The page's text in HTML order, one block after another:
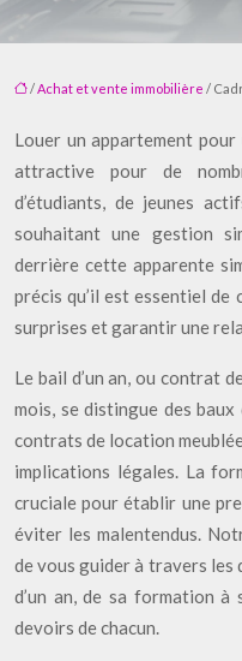
/Achat et vente immobilière /
Louer un appartement
attractive pour de
d’étudiants, de jeunes
souhaitant une gestion
derrière cette apparente
précis qu’il est essentiel
surprises et garantir une
Le bail d’un an, ou contrat
mois, se distingue des
contrats de location
implications légales. La
cruciale pour établir une
éviter les malentendus.
de vous guider à travers les
d’un an, de sa formation
devoirs de chacun.